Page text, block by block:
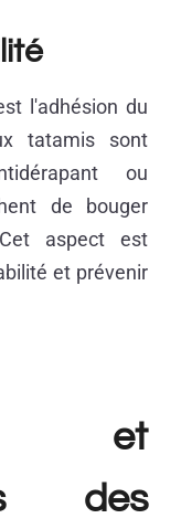
l'adhésion du
tatamis sont
ou
de bouger
aspect est
et prévenir
et
des